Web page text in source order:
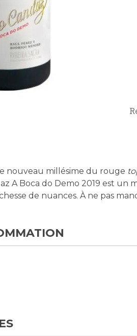
nouveau millésime du rouge
A Boca do Demo 2019 est un
de nuances. À ne pas